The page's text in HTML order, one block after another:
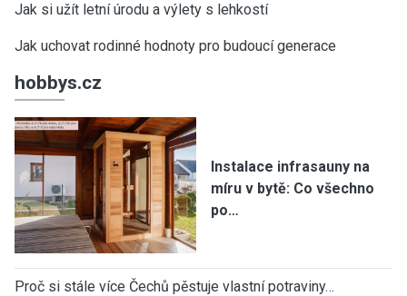
Jak si užít letní úrodu a výlety s lehkostí
Jak uchovat rodinné hodnoty pro budoucí generace
hobbys.cz
Instalace infrasauny na
míru v bytě: Co všechno
po…
Proč si stále více Čechů pěstuje vlastní potraviny…